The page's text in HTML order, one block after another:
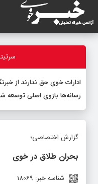
ادارات خوی حق ندارند از
رسانه‌ها بازوی اصلی توسعه
گزارش اختصاصی؛
بحران طلاق در خوی
شناسه خبر: 18069